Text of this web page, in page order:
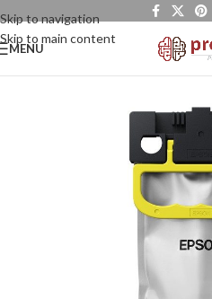
Skip to navigation
Skip to main content
MENU